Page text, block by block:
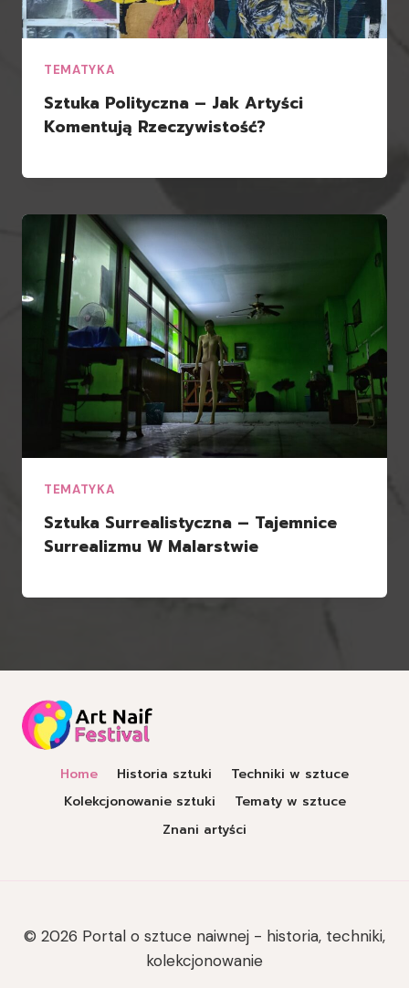
TEMATYKA
Sztuka Polityczna – Jak Artyści
Komentują Rzeczywistość?
TEMATYKA
Sztuka Surrealistyczna – Tajemnice
Surrealizmu W Malarstwie
Home Historia sztuki
Techniki w sztuce
Kolekcjonowanie sztuki
Tematy w sztuce
Znani artyści
© 2026 Portal o sztuce naiwnej - historia, techniki,
kolekcjonowanie